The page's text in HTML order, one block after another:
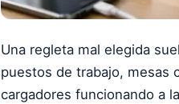
Una regleta mal elegida
puestos de trabajo, mesas
cargadores funcionando a